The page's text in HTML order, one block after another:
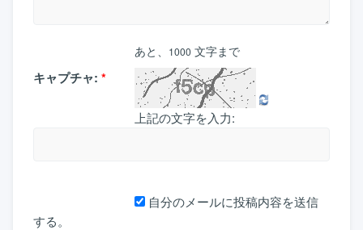
あと、 1000 文字まで
キャプチャ: *
上記の文字を入力:
自分のメールに投稿内容を送信
する。